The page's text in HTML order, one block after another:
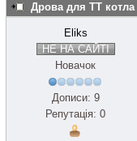
Дрова для ТТ котла
Eliks
НЕ НА САЙТІ
Новачок
Дописи: 9
Репутація: 0